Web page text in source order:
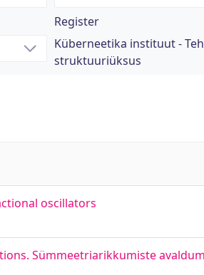
Register
Küberneetika instituut -
struktuuriüksus
oscillators
Sümmeetriarikkumiste